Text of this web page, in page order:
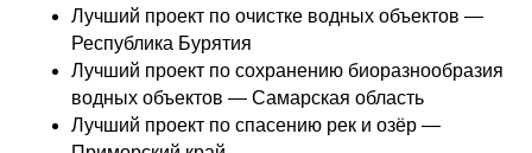
Лучший проект по очистке водных объектов —
Республика Бурятия
Лучший проект по сохранению биоразнообразия
водных объектов — Самарская область
Лучший проект по спасению рек и озёр —